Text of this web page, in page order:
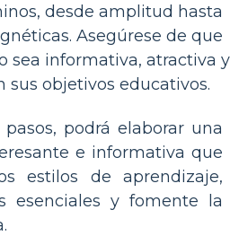
desde amplitud hasta
Asegúrese de que
sea informativa, atractiva y
sus objetivos educativos.
podrá elaborar una
e informativa que
estilos de aprendizaje,
esenciales y fomente la